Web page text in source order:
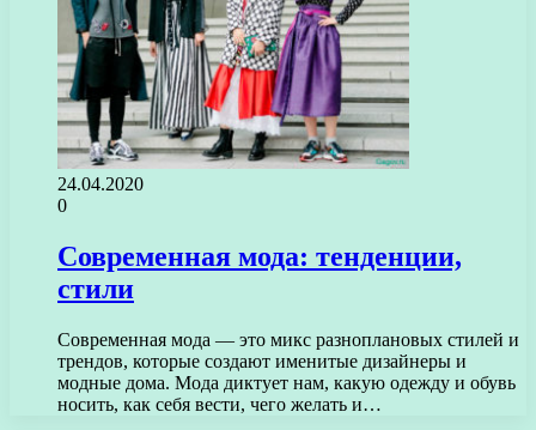
24.04.2020
0
Современная мода: тенденции,
стили
Современная мода — это микс разноплановых стилей и
трендов, которые создают именитые дизайнеры и
модные дома. Мода диктует нам, какую одежду и обувь
носить, как себя вести, чего желать и…